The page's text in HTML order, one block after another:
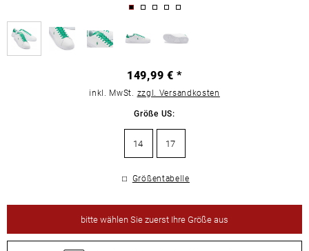
149,99 € *
inkl. MwSt. zzgl. Versandkosten
Größe US:
14 17
Größentabelle
bittewählen Sie zuerst Ihre Größe aus